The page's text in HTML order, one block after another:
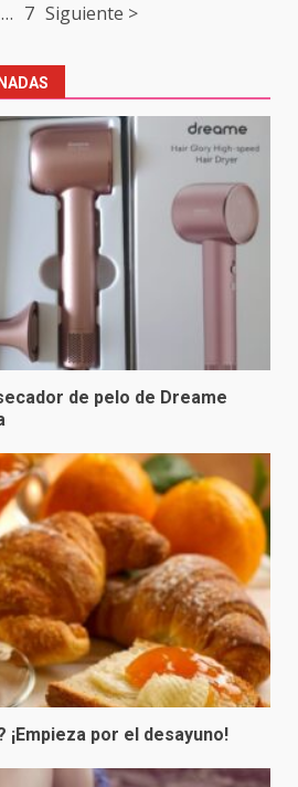
… 7 Siguiente >
de pelo de Dreame
por el desayuno!